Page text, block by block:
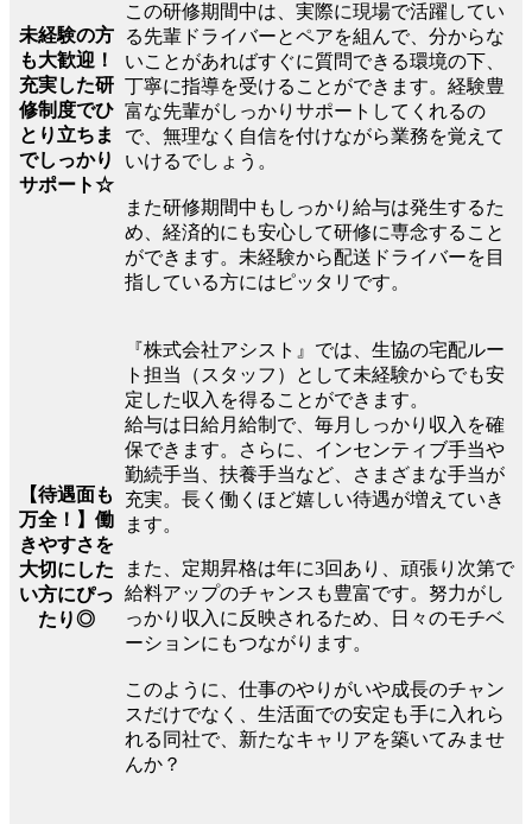
未経験の方
も大歓迎！
充実した研
修制度でひ
とり立ちま
でしっかり
サポート☆
この研修期間中は、実際に現場で活躍してい
る先輩ドライバーとペアを組んで、分からな
いことがあればすぐに質問できる環境の下、
丁寧に指導を受けることができます。経験豊
富な先輩がしっかりサポートしてくれるの
で、無理なく自信を付けながら業務を覚えて
いけるでしょう。
また研修期間中もしっかり給与は発生するた
め、経済的にも安心して研修に専念すること
ができます。未経験から配送ドライバーを目
指している方にはピッタリです。
【待遇面も
万全！】働
きやすさを
大切にした
い方にぴっ
たり◎
『株式会社アシスト』では、生協の宅配ルー
ト担当（スタッフ）として未経験からでも安
定した収入を得ることができます。
給与は日給月給制で、毎月しっかり収入を確
保できます。さらに、インセンティブ手当や
勤続手当、扶養手当など、さまざまな手当が
充実。長く働くほど嬉しい待遇が増えていき
ます。
また、定期昇格は年に3回あり、頑張り次第で
給料アップのチャンスも豊富です。努力がし
っかり収入に反映されるため、日々のモチベ
ーションにもつながります。
このように、仕事のやりがいや成長のチャン
スだけでなく、生活面での安定も手に入れら
れる同社で、新たなキャリアを築いてみませ
んか？